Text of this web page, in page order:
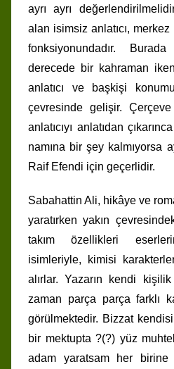
ayrı ayrı
alan isimsiz anlatıcı,
fonksiyonundadır.
derecede bir kahraman
anlatıcı ve başkişi
çevresinde gelişir.
anlatıcıyı anlatıdan
namına bir şey kalmıyorsa
Raif Efendi için geçerlidir.
Sabahattin Ali, hikâye ve
yaratırken yakın
takım özellikleri
isimleriyle, kimisi
alırlar. Yazarın kendi
zaman parça parça farklı
görülmektedir. Bizzat kendisi
bir mektupta ?(?) yüz
adam yaratsam her birine